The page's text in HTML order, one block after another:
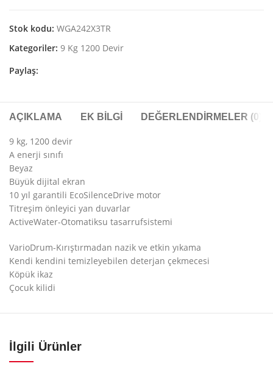
Stok kodu: WGA242X3TR
Kategoriler: 9 Kg 1200 Devir
Paylaş:
AÇIKLAMA EK BILGI DEĞERLENDIRMELER (0)
9 kg, 1200 devir
A enerji sınıfı
Beyaz
Büyük dijital ekran
10 yıl garantili EcoSilenceDrive motor
Titreşim önleyici yan duvarlar
ActiveWater-Otomatiksu tasarrufsistemi
VarioDrum-Kırıştırmadan nazik ve etkin yıkama
Kendi kendini temizleyebilen deterjan çekmecesi
Köpük ikaz
Çocuk kilidi
İlgili Ürünler